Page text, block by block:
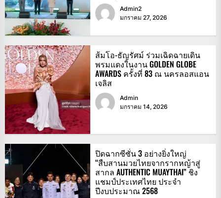
Admin2
มกราคม 27, 2026
ส้มโอ-ธัญรัศม์ ร่วมเฉิดฉายเดิน
พรมแดงในงาน GOLDEN GLOBE
AWARDS ครั้งที่ 83 ณ นครลอสแอน
เจลิส
Admin
มกราคม 14, 2026
ปิดฉากซีซั่น 3 อย่างยิ่งใหญ่
“สืบสานมวยไทยจากรากหญ้าสู่
สากล AUTHENTIC MUAYTHAI” ชิง
แชมป์ประเทศไทย ประจำ
ปีงบประมาณ 2568